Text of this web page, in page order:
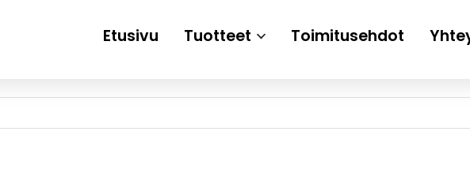
Etusivu Tuotteet Toimitusehdot